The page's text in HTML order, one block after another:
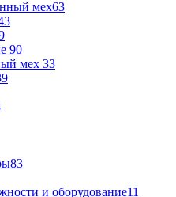
мех63
90
мех 33
83
и оборудование11